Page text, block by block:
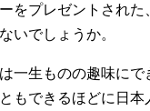
をプレゼントされた
いでしょうか。
一生ものの趣味にで
もできるほどに日本